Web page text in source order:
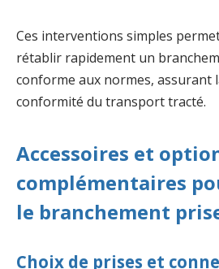
Ces interventions simples
rétablir rapidement un
conforme aux normes, assurant
conformité du transport tracté.
Accessoires et
complémentaires
le branchement
Choix de prises et